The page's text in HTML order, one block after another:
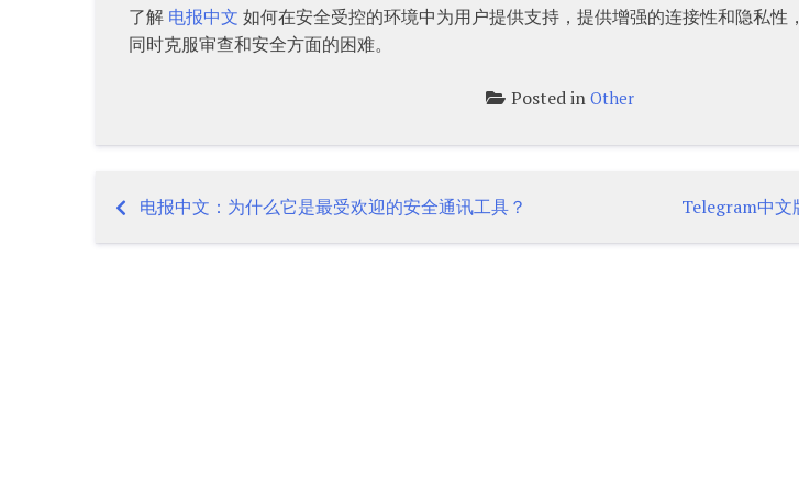
了解 电报中文 如何在安全受控的环境中为用户提供支持，提供增强的连接性和隐私性
同时克服审查和安全方面的困难。
Posted inOther
Post
电报中文：为什么它是最受欢迎的安全通讯工具？ Telegram中文